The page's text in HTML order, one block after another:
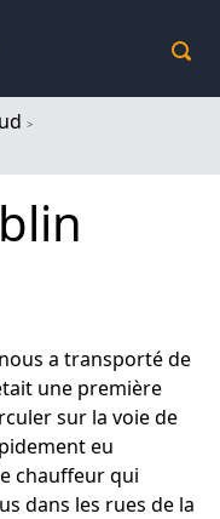
a transporté de
une première
sur la voie de
eu
chauffeur qui
dans les rues de la